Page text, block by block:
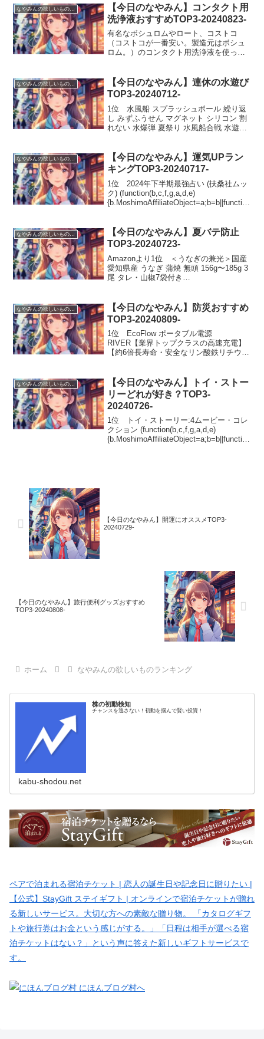
なやみんの欲しいものランキング
【今日のなやみん】コンタクト用
洗浄液おすすめTOP3-20240823-
有名なボシュロムやロート、コストコ
（コストコが一番安い。製造元はボシュ
ロム。）のコンタクト用洗浄液を使って
るというか。。。とても違和感がありま
した。それしかないと思って...
なやみんの欲しいものランキング
【今日のなやみん】連休の水遊び
TOP3-20240712-
1位 水風船 スプラッシュボール 繰り返
し みずふうせん マグネット シリコン 割
れない 水爆弾 夏祭り 水風船合戦 水遊び
なやみんの欲しいものランキング
【今日のなやみん】運気UPラン
キングTOP3-20240717-
1位 2024年下半期最強占い (扶桑社ムッ
ク) (function(b,c,f,g,a,d,e)
{b.MoshimoAffiliateObject=a;b=b||function
【今日のなやみん】夏バテ防止
TOP3-20240723-
Amazonより1位 ＜うなぎの兼光＞国産
愛知県産 うなぎ 蒲焼 無頭 156g〜185g 3
尾 タレ・山椒7袋付き
【今日のなやみん】防災おすすめ
TOP3-20240809-
1位 EcoFlow ポータブル電源
RIVER【業界トップクラスの高速充電】
【約6倍長寿命・安全なリン酸鉄リチウム
(function(b,c,f,g,a,d,e){b.Moshimo...
【今日のなやみん】トイ・ストー
リーどれが好き？TOP3-
20240726-
1位 トイ・ストーリー:4ムービー・コレ
クション (function(b,c,f,g,a,d,e)
{b.MoshimoAffiliateObject=a;b=b||function
【今日のなやみん】開運にオススメTOP3-
20240729-
【今日のなやみん】旅行便利グッズおすすめ
TOP3-20240808-
ホーム なやみんの欲しいものランキング
株の初動検知
チャンスを逃さない！初動を掴んで賢い投資！
kabu-shodou.net
ペアで泊まれる宿泊チケット | 恋人の誕生日や記念日に贈りたい |
【公式】StayGift ステイギフト | オンラインで宿泊チケットが贈れ
る新しいサービス。大切な方への素敵な贈り物。 「カタログギフ
トや旅行券はお金という感じがする。」「日程は相手が選べる宿
泊チケットはない？」という声に答えた新しいギフトサービスで
す。